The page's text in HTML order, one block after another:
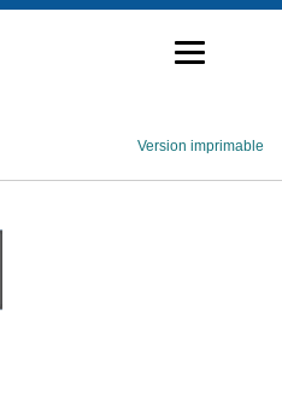
Version imprimable